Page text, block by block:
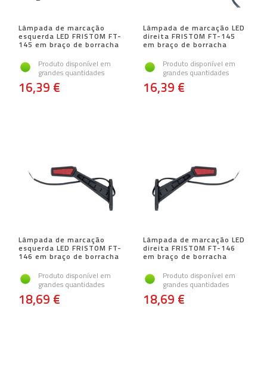
Lâmpada de marcação
esquerda LED FRISTOM FT-
145 em braço de borracha
Produto disponível em
grandes quantidades
16,39 €
Lâmpada de marcação LED
direita FRISTOM FT-145
em braço de borracha
Produto disponível em
grandes quantidades
16,39 €
Lâmpada de marcação
esquerda LED FRISTOM FT-
146 em braço de borracha
Produto disponível em
grandes quantidades
18,69 €
Lâmpada de marcação LED
direita FRISTOM FT-146
em braço de borracha
Produto disponível em
grandes quantidades
18,69 €